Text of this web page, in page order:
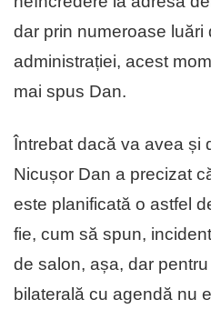
dar prin numeroase luări
administrației, acest
mai spus Dan.
Întrebat dacă va avea și
Nicușor Dan a precizat
este planificată o astfel
fie, cum să spun,
de salon, așa, dar
bilaterală cu agendă nu